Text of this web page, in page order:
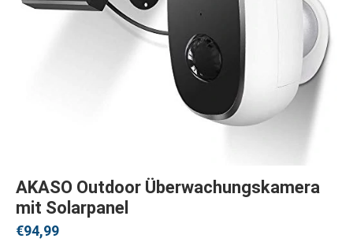
AKASO Outdoor Überwachungskamera
mit Solarpanel
€94,99